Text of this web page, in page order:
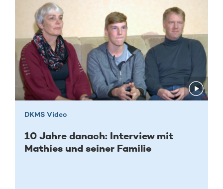
DKMS Video
10 Jahre danach: Interview mit
Mathies und seiner Familie